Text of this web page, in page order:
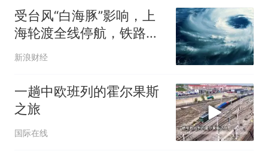
因老师一句“跟我回家”改写了
人生
受台风“白海豚”影响，上
海轮渡全线停航，铁路民
航部分线路航班调整
新浪财经
一趟中欧班列的霍尔果斯
之旅
国际在线